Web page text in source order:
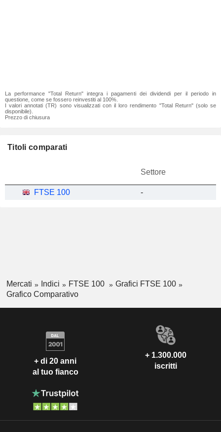
La performance "Total Return" integra i pagamenti dei dividendi per il periodo in
questione, come se fossero reinvestiti al 100%.
I valori annotati (TR) sono visualizzati con il loro rendimento "Total Return" (solo se
disponibile).
Prezzo di chiusura
Titoli comparati
Settore
FTSE 100 -
Mercati Indici FTSE 100
Grafici FTSE 100
Grafico Comparativo
+ di 20 anni
al tuo fianco
+ 1.300.000
iscritti